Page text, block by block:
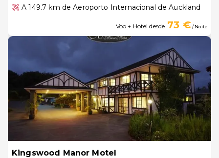
A 149.7 km de Aeroporto Internacional de Auckland
Voo + Hotel desde 73 €/ Noite
Kingswood Manor Motel